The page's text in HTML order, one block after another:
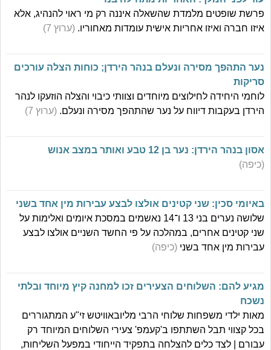
פרשת שופטים מלמדת שהשאלה איננה רק מי ראוי להנהיג, אלא
איזו חברה ואיזו אחריות אישית עומדות מאחוריו. (ערוץ 7)
נער התהפך מסירה ונעלם בנהר הירדן; כוחות הצלה עורכים
סריקות
לוחמי היחידה לחילוצים מיוחדים וצוותי כיבוי והצלה הוזעקו לנהר
הירדן בעקבות דיווח על נער שהתהפך מסירה ונעלם. (ערוץ 7)
אסון בנהר הירדן: נער בן 12 טבע ואותר במצב אנוש
(כיפה)
באיומי סכין: שני קטינים אולצו לבצע עבירות מין אחד בשני
שלושה נערים בני 13 ו־14 נאשמים במסכת איומים ואלימות על
שני קטינים אחרים, במהלכה על פי החשד השניים אולצו לבצע
עבירות מין אחד בשני (כיפה)
מגיע להם: השלוחים הצעירים זכו למחנה קיץ מיוחד ובלתי
נשכח
מאות ילדי משפחות שלוחי הרבי מליובאוויטש זי"ע המתגוררים
בכל קצווי תבל השתתפו ב'קעמפ' צעירי השלוחים המיוחד רק
עבורם | לצד כלים להצלחה בתפקיד הייחודי במפעל השליחות,